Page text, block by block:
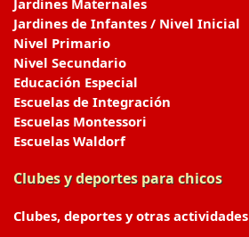
Jardines Maternales
Jardines de Infantes / Nivel Inicial
Nivel Primario
Nivel Secundario
Educación Especial
Escuelas de Integración
Escuelas Montessori
Escuelas Waldorf
Clubes y deportes para chicos
Clubes, deportes y otras actividades